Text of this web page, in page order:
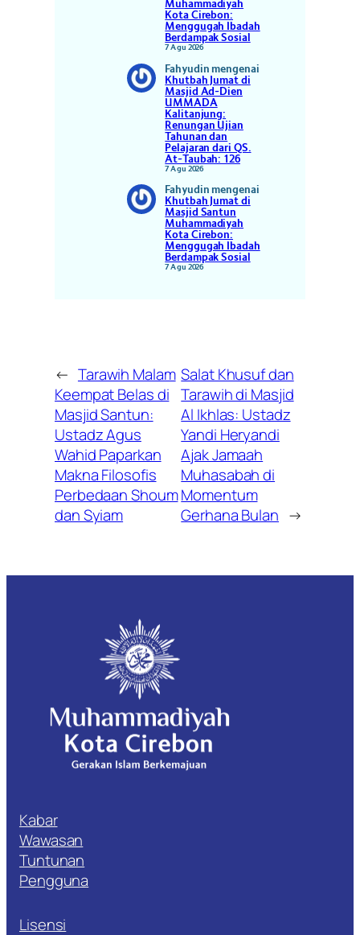
Muhammadiyah
Kota Cirebon:
Menggugah Ibadah
Berdampak Sosial
7 Agu 2026
Fahyudinmengenai
Khutbah Jumat di
Masjid Ad-Dien
UMMADA
Kalitanjung:
Renungan Ujian
Tahunan dan
Pelajaran dari QS.
At-Taubah: 126
7 Agu 2026
Fahyudinmengenai
Khutbah Jumat di
Masjid Santun
Muhammadiyah
Kota Cirebon:
Menggugah Ibadah
Berdampak Sosial
7 Agu 2026
← Tarawih Malam
Keempat Belas di
Masjid Santun:
Ustadz Agus
Wahid Paparkan
Makna Filosofis
Perbedaan Shoum
dan Syiam
Salat Khusuf dan
Tarawih di Masjid
Al Ikhlas: Ustadz
Yandi Heryandi
Ajak Jamaah
Muhasabah di
Momentum
Gerhana Bulan →
Kabar
Wawasan
Tuntunan
Pengguna
Lisensi